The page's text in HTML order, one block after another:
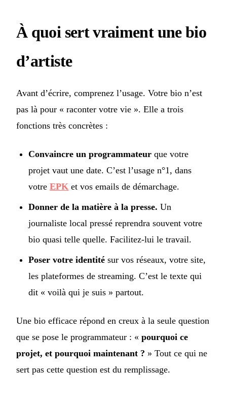
À quoi sert vraiment une bio
d’artiste
Avant d’écrire, comprenez l’usage. Votre bio n’est
pas là pour « raconter votre vie ». Elle a trois
fonctions très concrètes :
Convaincre un programmateur que votre
projet vaut une date. C’est l’usage n°1, dans
votre EPK et vos emails de démarchage.
Donner de la matière à la presse. Un
journaliste local pressé reprendra souvent votre
bio quasi telle quelle. Facilitez-lui le travail.
Poser votre identité sur vos réseaux, votre site,
les plateformes de streaming. C’est le texte qui
dit « voilà qui je suis » partout.
Une bio efficace répond en creux à la seule question
que se pose le programmateur : « pourquoi ce
projet, et pourquoi maintenant ? » Tout ce qui ne
sert pas cette question est du remplissage.